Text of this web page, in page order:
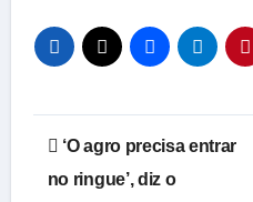
Navegação
de
‘O agro precisa entrar
no ringue’, diz o